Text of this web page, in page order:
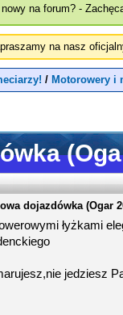
na forum? -
na nasz
/ Motorowery i
dojazdówka (Ogar
łyżkami
jedziesz